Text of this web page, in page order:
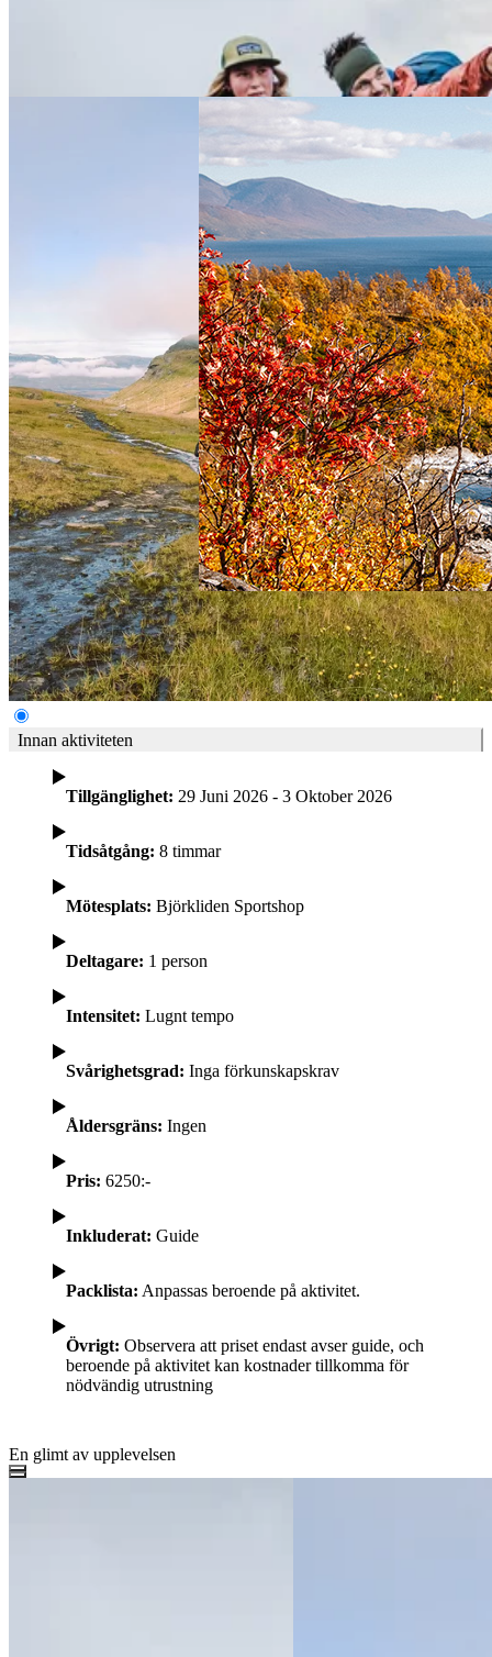
Innan aktiviteten
Tillgänglighet: 29 Juni 2026 - 3 Oktober 2026
Tidsåtgång: 8 timmar
Mötesplats: Björkliden Sportshop
Deltagare: 1 person
Intensitet: Lugnt tempo
Svårighetsgrad: Inga förkunskapskrav
Åldersgräns: Ingen
Pris: 6250:-
Inkluderat: Guide
Packlista: Anpassas beroende på aktivitet.
Övrigt: Observera att priset endast avser guide, och
beroende på aktivitet kan kostnader tillkomma för
nödvändig utrustning
En glimt av upplevelsen